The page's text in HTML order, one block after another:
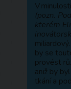
V
(pozn.
kterém
by se
provést
aniž by
tkání a